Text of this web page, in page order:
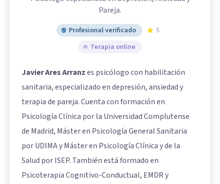
Pareja.
Profesional verificado
5
Terapia online
Javier Ares Arranzes psicólogo con habilitación
sanitaria, especializado en depresión, ansiedad y
terapia de pareja. Cuenta con formación en
Psicología Clínica por la Universidad Complutense
de Madrid, Máster en Psicología General Sanitaria
por UDIMA y Máster en Psicología Clínica y de la
Salud por ISEP. También está formado en
Psicoterapia Cognitivo-Conductual, EMDR y